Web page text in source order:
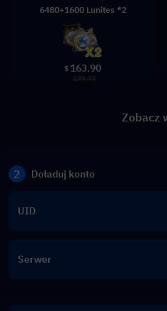
6480+1600 Lunites *2
$ 163.90
199.98
Zobacz
2 Doładuj konto
UID
Serwer